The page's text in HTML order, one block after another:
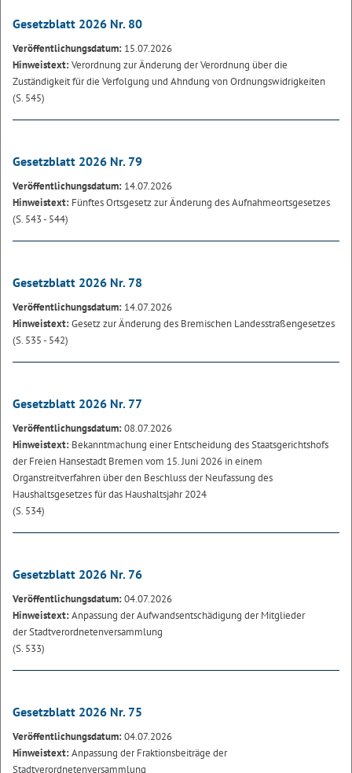
Gesetzblatt 2026 Nr. 80
Veröffentlichungsdatum: 15.07.2026
Hinweistext:Verordnung zur Änderung der Verordnung über die
Zuständigkeit für die Verfolgung und Ahndung von Ordnungswidrigkeiten
(S. 545)
Gesetzblatt 2026 Nr. 79
Veröffentlichungsdatum: 14.07.2026
Hinweistext: Fünftes Ortsgesetz zur Änderung des Aufnahmeortsgesetzes
(S. 543 - 544)
Gesetzblatt 2026 Nr. 78
Veröffentlichungsdatum: 14.07.2026
Hinweistext:Gesetz zur Änderung des Bremischen Landesstraßengesetzes
(S. 535 - 542)
Gesetzblatt 2026 Nr. 77
Veröffentlichungsdatum:08.07.2026
Hinweistext: Bekanntmachung einer Entscheidung des Staatsgerichtshofs
der Freien Hansestadt Bremen vom 15. Juni 2026 in einem
Organstreitverfahren über den Beschluss der Neufassung des
Haushaltsgesetzes für das Haushaltsjahr 2024
(S. 534)
Gesetzblatt 2026 Nr. 76
Veröffentlichungsdatum:04.07.2026
Hinweistext:Anpassung der Aufwandsentschädigung der Mitglieder
der Stadtverordnetenversammlung
(S. 533)
Gesetzblatt 2026 Nr. 75
Veröffentlichungsdatum:04.07.2026
Hinweistext:Anpassung der Fraktionsbeiträge der
Stadtverordnetenversammlung